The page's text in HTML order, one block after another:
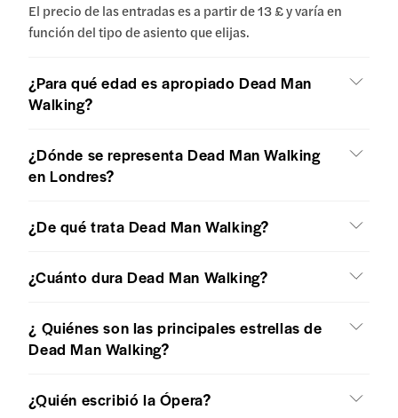
El precio de las entradas es a partir de 13 £ y varía en
función del tipo de asiento que elijas.
¿Para qué edad es apropiado Dead Man
Walking?
¿Dónde se representa Dead Man Walking
en Londres?
¿De qué trata Dead Man Walking?
¿Cuánto dura Dead Man Walking?
¿ Quiénes son las principales estrellas de
Dead Man Walking?
¿Quién escribió la Ópera?